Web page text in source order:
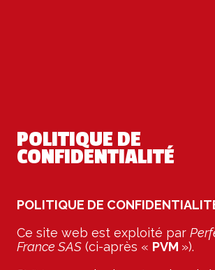
POLITIQUE DE
CONFIDENTIALITÉ
POLITIQUE DE
Ce site web est exploité par
France SAS (ci-après « PVM »).